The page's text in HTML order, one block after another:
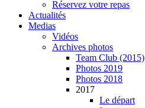
Réservez votre repas
Actualités
Medias
Vidéos
Archives photos
Team Club (2015)
Photos 2019
Photos 2018
2017
Le départ